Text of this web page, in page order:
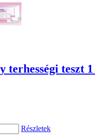
terhességi teszt
Részletek